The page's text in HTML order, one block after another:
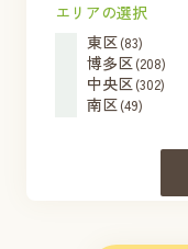
エリアの選択
東区(83)
博多区(208)
中央区(302)
南区(49)